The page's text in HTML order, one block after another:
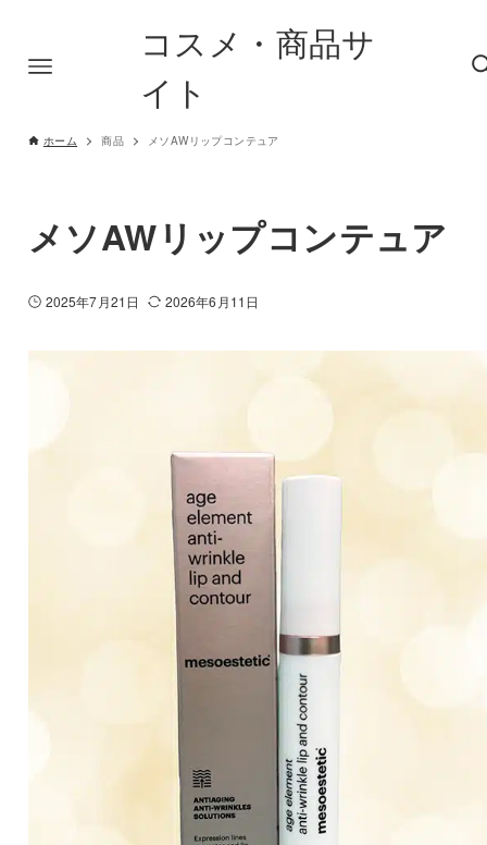
コスメ・商品サ
イト
ホーム 商品 メソAWリップコンテュア
メソAWリップコンテュア
2025年7月21日 2026年6月11日